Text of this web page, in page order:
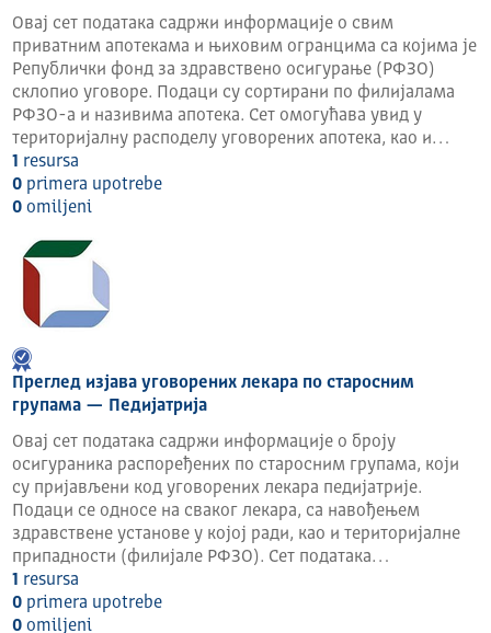
Овај сет података садржи информације о свим
приватним апотекама и њиховим огранцима са којима је
Републички фонд за здравствено осигурање (РФЗО)
склопио уговоре. Подаци су сортирани по филијалама
РФЗО-а и називима апотека. Сет омогућава увид у
територијалну расподелу уговорених апотека, као и…
1 resursa
0 primera upotrebe
0 omilјeni
Преглед изјава уговорених лекара по старосним
групама — Педијатрија
Овај сет података садржи информације о броју
осигураника распоређених по старосним групама, који
су пријављени код уговорених лекара педијатрије.
Подаци се односе на сваког лекара, са навођењем
здравствене установе у којој ради, као и територијалне
припадности (филијале РФЗО). Сет података…
1 resursa
0 primera upotrebe
0 omilјeni